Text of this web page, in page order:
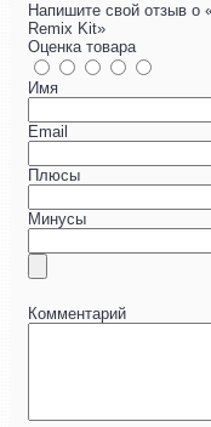
Напишите свой отзыв о
Remix Kit»
Оценка товара
Имя
Email
Плюсы
Минусы
Комментарий